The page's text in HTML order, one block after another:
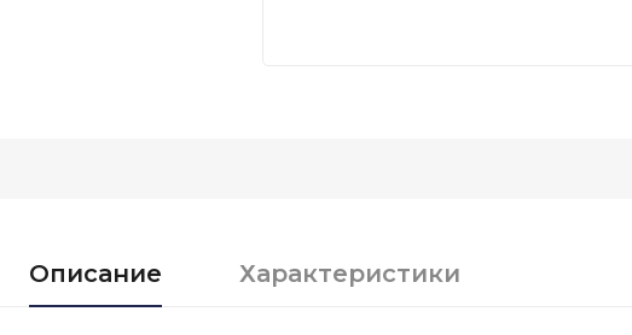
Описание Характеристики